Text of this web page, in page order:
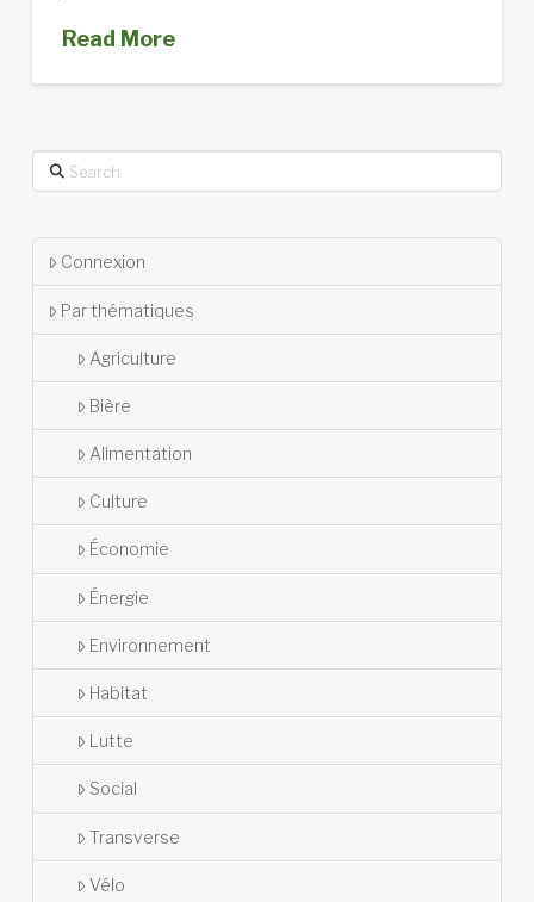
Read More
Search
Connexion
Par thématiques
Agriculture
Bière
Alimentation
Culture
Économie
Énergie
Environnement
Habitat
Lutte
Social
Transverse
Vélo